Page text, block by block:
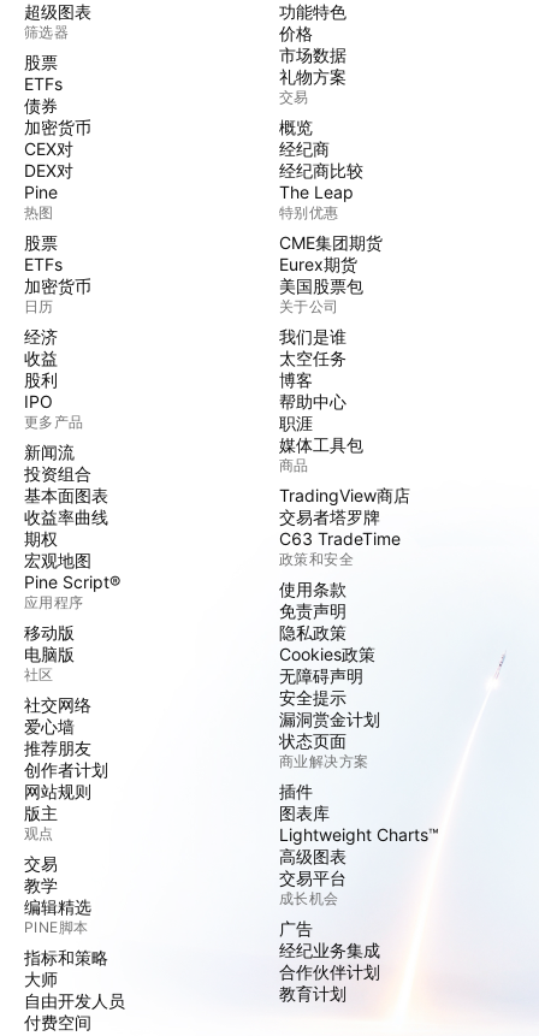
超级图表
筛选器
股票
ETFs
债券
加密货币
CEX对
DEX对
Pine
热图
股票
ETFs
加密货币
日历
经济
收益
股利
IPO
更多产品
新闻流
投资组合
基本面图表
收益率曲线
期权
宏观地图
Pine Script®
应用程序
移动版
电脑版
社区
社交网络
爱心墙
推荐朋友
创作者计划
网站规则
版主
观点
交易
教学
编辑精选
PINE脚本
指标和策略
大师
自由开发人员
付费空间
功能特色
价格
市场数据
礼物方案
交易
概览
经纪商
经纪商比较
The Leap
特别优惠
CME集团期货
Eurex期货
美国股票包
关于公司
我们是谁
太空任务
博客
帮助中心
职涯
媒体工具包
商品
TradingView商店
交易者塔罗牌
C63 TradeTime
政策和安全
使用条款
免责声明
隐私政策
Cookies政策
无障碍声明
安全提示
漏洞赏金计划
状态页面
商业解决方案
插件
图表库
Lightweight Charts™
高级图表
交易平台
成长机会
广告
经纪业务集成
合作伙伴计划
教育计划